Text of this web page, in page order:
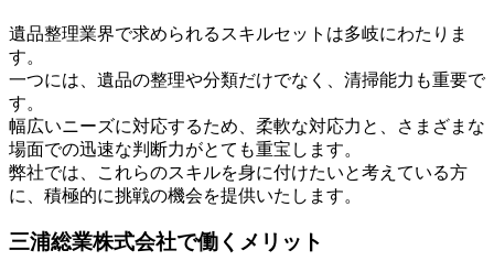
遺品整理業界で求められるスキルセットは多岐にわたりま
す。
一つには、遺品の整理や分類だけでなく、清掃能力も重要で
す。
幅広いニーズに対応するため、柔軟な対応力と、さまざまな
場面での迅速な判断力がとても重宝します。
弊社では、これらのスキルを身に付けたいと考えている方
に、積極的に挑戦の機会を提供いたします。
三浦総業株式会社で働くメリット